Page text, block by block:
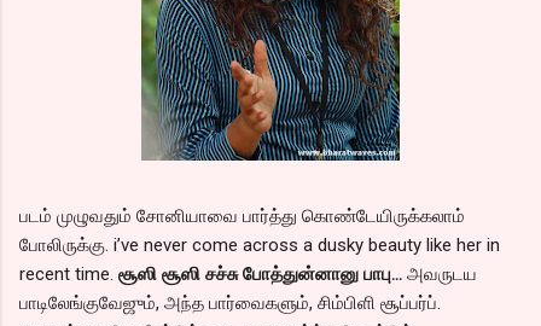
படம் முழுவதும் சோனியாவை பார்த்து கொண்டேயிருக்கலாம்
போலிருக்கு. i’ve never come across a dusky beauty like her in
recent time. சூஸி சூஸி சச்சு போத்துன்னானு பாபு... அவருடய
பாடிலேங்குவேஜும், அந்த பார்வைகளும், சிம்பிளி சூப்பர்ப்.